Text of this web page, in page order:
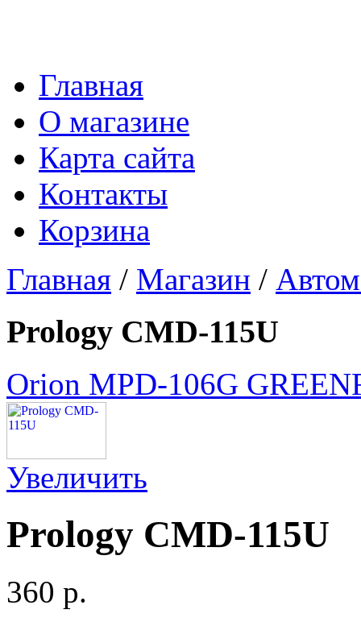
Главная
О магазине
Карта сайта
Контакты
Корзина
Главная / Магазин /
Prology CMD-115U
Orion MPD-106G GREEN
Увеличить
Prology CMD-115U
360 p.